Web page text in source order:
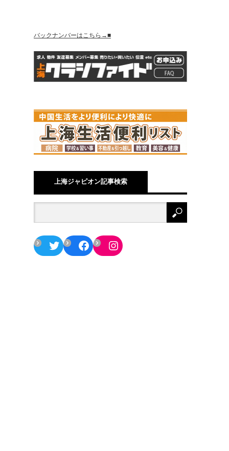
バックナンバーはこちら→■
上海ジャピオン記事検索
TwitterFacebookInstagram